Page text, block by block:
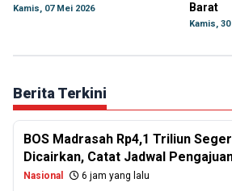
Kamis, 07 Mei 2026
Barat
Kamis,
Berita Terkini
BOS Madrasah Rp4,1 Triliun
Dicairkan, Catat Jadwal
Nasional 6 jam yang lalu